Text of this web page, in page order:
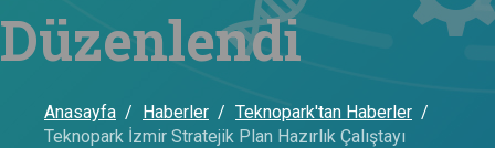
Düzenlendi
Anasayfa Haberler
Teknopark'tan Haberler
Teknopark İzmir Stratejik Plan Hazırlık Çalıştayı